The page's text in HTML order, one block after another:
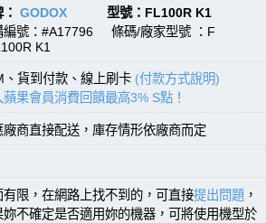
GODOX 型號：FL100R K1
編號：#A17796 條碼/廠家型號 ：F
K1
、貨到付款、線上刷卡 (付款方式說明)
蘋果會員消費回饋最高3% S點！
廠商直接配送，庫存情形依廠商而定
有限，在網路上找不到的，可直接提出問題 ，
妳不確定是否適用妳的機器，可將使用機型於